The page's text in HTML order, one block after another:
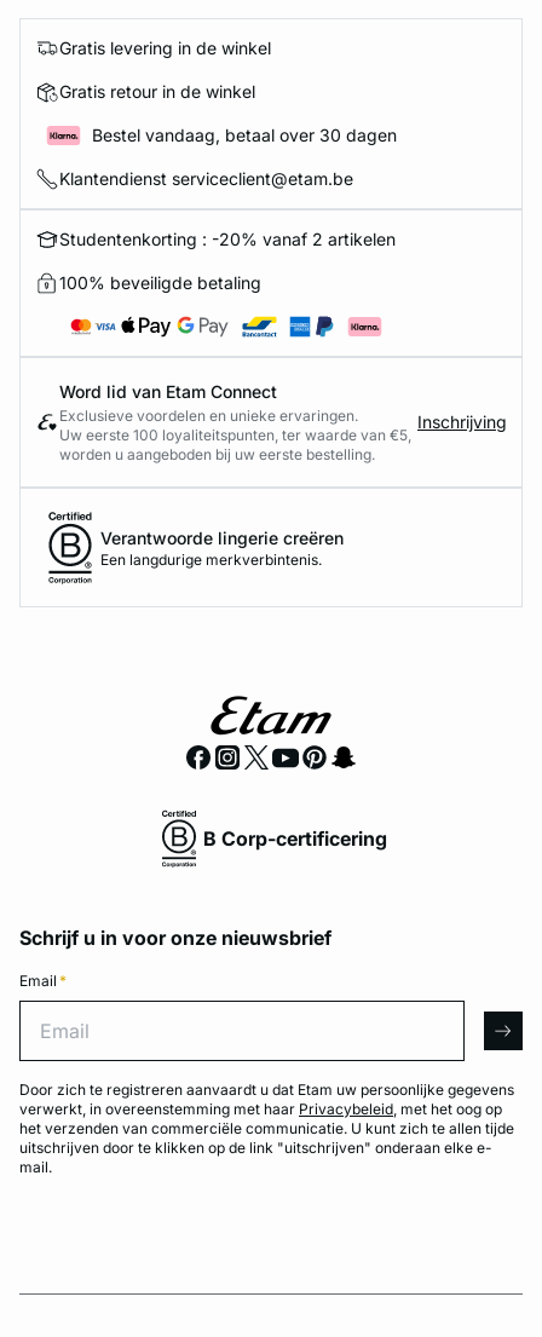
Gratis levering in de winkel
Gratis retour in de winkel
Bestel vandaag, betaal over 30 dagen
Klantendienst serviceclient@etam.be
Studentenkorting : -20% vanaf 2 artikelen
100% beveiligde betaling
Word lid van Etam Connect
Exclusieve voordelen en unieke ervaringen.
Uw eerste 100 loyaliteitspunten, ter waarde van €5,
worden u aangeboden bij uw eerste bestelling.
Inschrijving
Verantwoorde lingerie creëren
Een langdurige merkverbintenis.
B Corp-certificering
Schrijf u in voor onze nieuwsbrief
Email *
Door zich te registreren aanvaardt u dat Etam uw persoonlijke gegevens
verwerkt, in overeenstemming met haar Privacybeleid, met het oog op
het verzenden van commerciële communicatie. U kunt zich te allen tijde
uitschrijven door te klikken op de link "uitschrijven" onderaan elke e-
mail.